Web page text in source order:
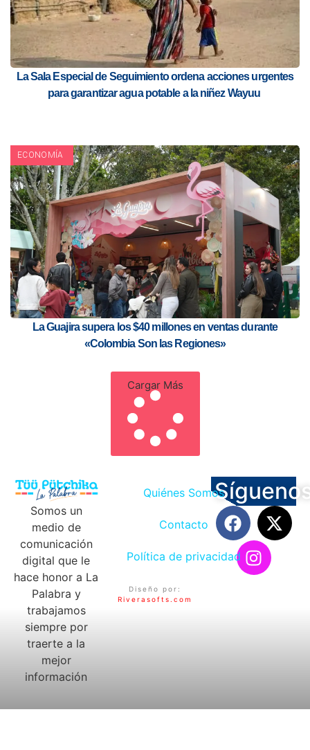
La Sala Especial de Seguimiento ordena acciones urgentes
para garantizar agua potable a la niñez Wayuu
ECONOMÍA
La Guajira supera los $40 millones en ventas durante
«Colombia Son las Regiones»
Cargar Más
Somos un
medio de
comunicación
digital que le
hace honor a La
Palabra y
trabajamos
siempre por
traerte a la
mejor
información
Quiénes Somos
Contacto
Política de privacidad
Diseño por:
Riverasofts.com